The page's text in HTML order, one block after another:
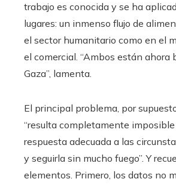
trabajo es conocida y se ha
lugares: un inmenso flujo de
el sector humanitario como en el
el comercial. “Ambos están ahora
Gaza”, lamenta.
El principal problema, por
“resulta completamente
respuesta adecuada a las
y seguirla sin mucho fuego”. Y
elementos. Primero, los datos no